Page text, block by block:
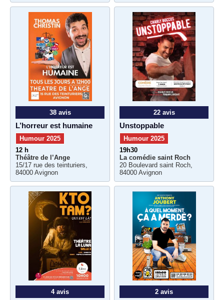
38 avis
L’horreur est humaine
Humour 2025
12 h
Théâtre de l’Ange
15/17 rue des teinturiers,
84000 Avignon
22 avis
Unstoppable
Humour 2025
19h30
La comédie saint Roch
20 Boulevard saint Roch,
84000 Avignon
4 avis 2 avis